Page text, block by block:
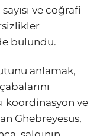
ve coğrafi
bulundu.
anlamak,
koordinasyon ve
Ghebreyesus,